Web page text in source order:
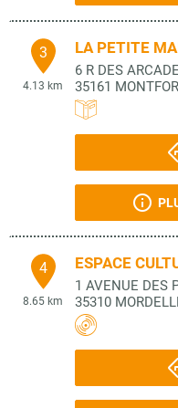
3
4.13 km
LA PETITE
6 R DES
35161
4
8.65 km
ESPACE
1 AVENUE DES
35310